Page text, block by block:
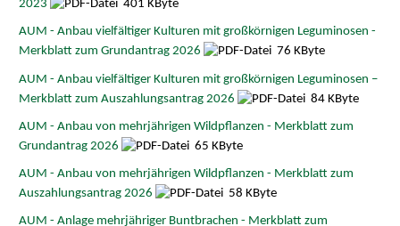
2023
401 KByte
AUM - Anbau vielfältiger Kulturen mit großkörnigen Leguminosen -
Merkblatt zum Grundantrag 2026
76 KByte
AUM - Anbau vielfältiger Kulturen mit großkörnigen Leguminosen –
Merkblatt zum Auszahlungsantrag 2026
84 KByte
AUM - Anbau von mehrjährigen Wildpflanzen - Merkblatt zum
Grundantrag 2026
65 KByte
AUM - Anbau von mehrjährigen Wildpflanzen - Merkblatt zum
Auszahlungsantrag 2026
58 KByte
AUM - Anlage mehrjähriger Buntbrachen - Merkblatt zum